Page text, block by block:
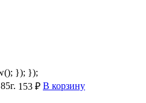
}); });
153 ₽ В корзину